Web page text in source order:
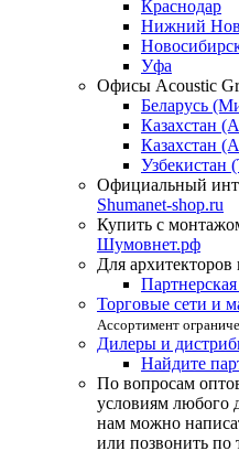
Краснодар
Нижний
Уфа
Офисы Acoustic
Беларусь
Казахстан
Казахстан
Узбекистан
Официальный
Shumanet-shop.ru
Купить с
Шумовнет.рф
Для
Торговые сети и
Ассортимент
Дилеры и
Найдите
По вопросам
условиям любого
нам можно
или позвонить по